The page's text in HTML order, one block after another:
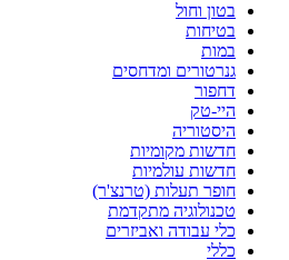
בטון וחול
בטיחות
במות
גנרטורים ומדחסים
דחפור
היי-טק
היסטוריה
חדשות מקומיות
חדשות עולמיות
חופר תעלות (טרנצ'ר)
טכנולוגיה מתקדמת
כלי עבודה ואביזרים
כללי